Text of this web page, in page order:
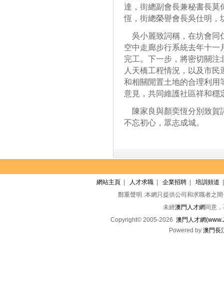
達，街總副會長兼秘書長莫
恆，街總榮譽會長吳仕明，
吳小麗致詞稱，在坊會同
空中走廊步行系統去年十一
完工。下一步，將密切關注
人天橋工程情況，以及市
和相關閒置土地的合理利用
意見，共同維護社區祥和穩
陳家良與顏奕恆分別致賀
不忘初心，眾志成城。
網站主頁 人才求職 企業招聘 培訓頻道
鄭重聲明 :本網只提供公司和求職者之
未經澳門人才網 同意
Copyright© 2005-2026 澳門人才網
Powered by 澳門長